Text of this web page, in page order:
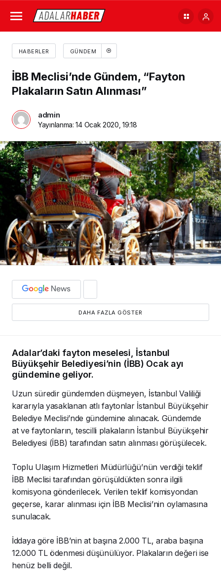
HABERLER GÜNDEM
İBB Meclisi’nde Gündem, “Fayton
Plakaların Satın Alınması”
admin
Yayınlanma:14 Ocak 2020, 19:18
DAHA FAZLA GÖSTER
Adalar’daki fayton meselesi, İstanbul
Büyükşehir Belediyesi’nin (İBB) Ocak ayı
gündemine geliyor.
Uzun süredir gündemden düşmeyen, İstanbul Valiliği
kararıyla yasaklanan atlı faytonlar İstanbul Büyükşehir
Belediye Meclisi’nde gündemine alınacak. Gündemde
at ve faytonların, tescilli plakaların İstanbul Büyükşehir
Belediyesi (İBB) tarafından satın alınması görüşülecek.
Toplu Ulaşım Hizmetleri Müdürlüğü’nün verdiği teklif
İBB Meclisi tarafından görüşüldükten sonra ilgili
komisyona gönderilecek. Verilen teklif komisyondan
geçerse, karar alınması için İBB Meclisi’nin oylamasına
sunulacak.
İddaya göre İBB’nin at başına 2.000 TL, araba başına
12.000 TL ödenmesi düşünülüyor. Plakaların değeri ise
henüz belli değil.